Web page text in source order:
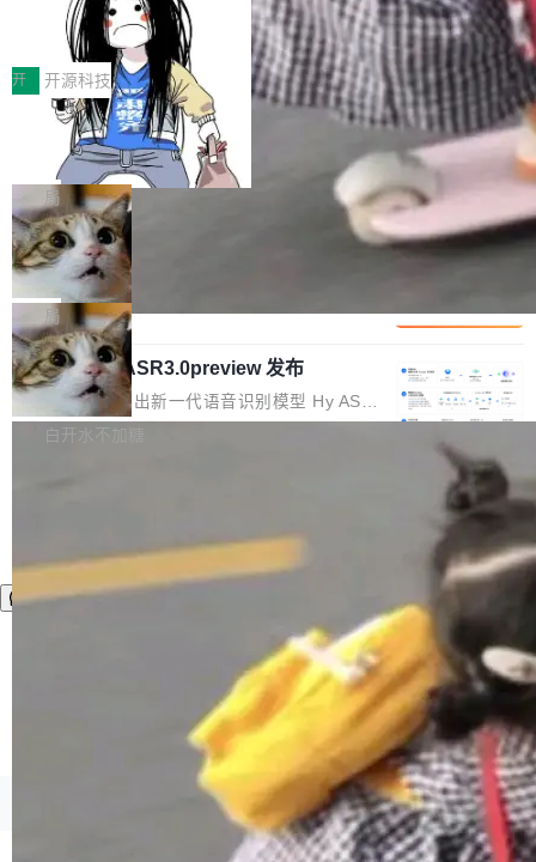
理两个方面，让用户的每一份算力都看得清、管
得住、用得稳、省得下、更安全！ 一、从现在开
始，Token使用一目...
作者）、Quoc Le（Google 大脑核心成员，Se
q2Seq 和 DocAI 的共同发明人）以及 Oriol Vin
yals（Gemini 联合负责人，AlphaSta...
耳科技研发的企业级终端编码智能体——一位全
中文驱动的数字员工，自主理解需求、规划步
骤、编写代码。不挑模型、不挑平台，curl 一行
装完即用。 开源地址：Gitee · GitCode · GitHu
b 安装 支持 Java 8+（8~26）、macOS / Linu
x / Windows / Harmony PC。 # macOS / Linu
x / Harmony PC curl -fsSL https://solon.noea
r.org/solon...
让“代码语义理解”深度释放AI Coding
价值潜能：华为云码道（CodeArts）
代码仓技术解析
一、代码仓深度理解技术的作用与价值 在软件工
程实践中，代码仓是企业核心知识资产的主要载
体。企业级代码仓库通常包含数十万乃至数百万
个文件，其规模远超单次模型调用可承载的上下
文窗口。随着项目规模的持续扩张与代码历史的
不断累积，代码仓中的模块关系、接口契约、业
务逻辑等关键信息往往分散于数十乃至数百个文
件之中，形成高度复杂的知识关联网络。传统的
代码检索手段（如关键词匹配、目录遍历）仅能
在语法层面完成文本定位，难以触及代码的语义
内涵与结构关联，导致开发者使用代码智能体在
理解大规模代码仓时面临显著"代码仓理解"瓶
颈。 代码仓深度理解服务（以下简称" CodeBas
e深度理解服务"）是华为云码道（CodeA...
开 开源科技
一条“删库”命令跑 17 小时，算法工程
师删光 89TB 数据只为干私活
最高人民检察院8月4日公布了一起案件：北京一
名90后算法工程师王某，为了给自己接的私活腾
服务器空间，删光了公司AI游戏部门的全部核心
数据。 王某2024年1月入职东城区某科技公司AI
短剧部门，有互联网大厂背景。在公司内部架构
调整期间，部门三次通知全员将数据从A集群迁
移到B集群，王某都回复了"收到"。 他没有迁移
数据。2024年9月3日下午4点，他使用此前登录
的账号密码进入A集群，输入了一条被程序员圈
称为"删库跑路"的命令——最高管理员权限、无
局
Cloudflare 分享推理优化实践：KV ca
che 量化 + 权重压缩，吞吐量提升 4
1%，成本降 30%
Kimi 和 GLM 是当前最强的大模型系列之一，但
它们有一个共同的问题：太吃显存了。月之暗面
的 Kimi K 系列和智谱的 GLM 都是长上下文、M
oE 架构的大模型，好用到让人上瘾，但 GPU 显
存永远不够用。 Cloudflare 的 Workers AI 团队
一直在跑这些模型的推理。他们在官方博客上发
整性保护。效果是：吞吐量提升 41%，每 token
成本降低 30%，精度不变。 FP8 省的不仅是显
存 KV cache 是推理时最吃显...
局
腾讯混元 Hy ASR3.0preview 发布
腾讯混元正式推出新一代语音识别模型 Hy ASR
3.0preview。基于最新一代大语言模型 Hy3 的
让语音识别不再只是听清，而是真正听懂。通过
先理解你的语境和意图，再把准确的文字直接给
到你。从“逐字转写、单点优化”演进为“理解语
境、兼容场景、一键直出”。 Hy ASR 3.0 previe
w 不要求标准普通话，方言识别覆盖粤语、吴语
等 10 大方言片区和 20 余个二级小片区。在开
源评测集中，Hy ASR 3.0 preview 在多语种的
白开水不加糖
©OSCHINA(OSChina.NET) 京ICP备2025119063号